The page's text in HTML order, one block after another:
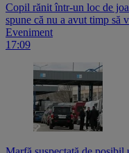
Copil rănit într-un loc de
spune că nu a avut timp să
Eveniment
17:09